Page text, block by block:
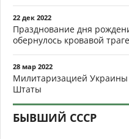
22 дек 2022
Празднование дня
обернулось кровавой
28 мар 2022
Милитаризацией Украины
Штаты
БЫВШИЙ СССР